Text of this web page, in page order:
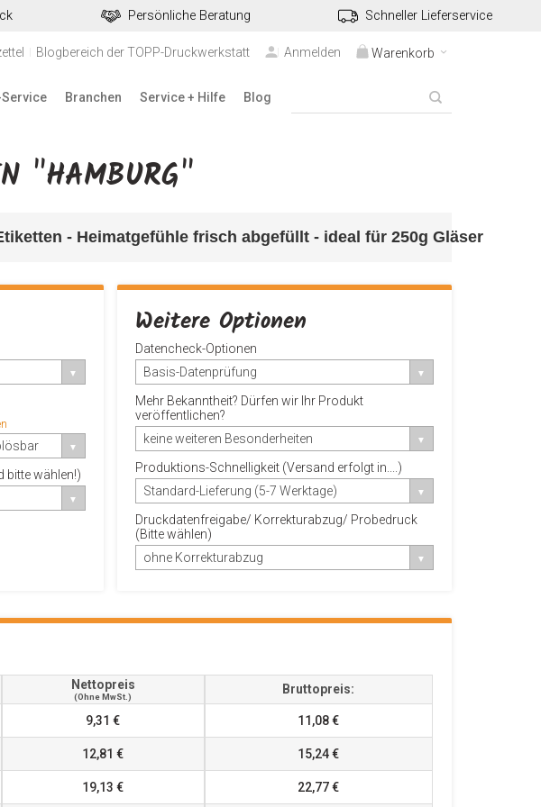
Persönliche Beratung Schneller Lieferservice
Warenkorb
Blogbereich der TOPP-Druckwerkstatt Anmelden
Branchen Service + Hilfe Blog
"HAMBURG"
- Heimatgefühle frisch abgefüllt - ideal für 250g Gläser
bitte wählen!)
Weitere Optionen
Datencheck-Optionen
Basis-Datenprüfung
Mehr Bekanntheit? Dürfen wir Ihr Produkt
veröffentlichen?
keine weiteren Besonderheiten
Produktions-Schnelligkeit (Versand erfolgt in....)
Standard-Lieferung (5-7 Werktage)
Druckdatenfreigabe/ Korrekturabzug/ Probedruck
(Bitte wählen)
ohne Korrekturabzug
Nettopreis
(ohne MwSt.)
Bruttopreis:
9,31 € 11,08 €
12,81 € 15,24 €
19,13 € 22,77 €